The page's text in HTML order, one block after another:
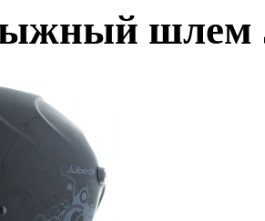
шлем